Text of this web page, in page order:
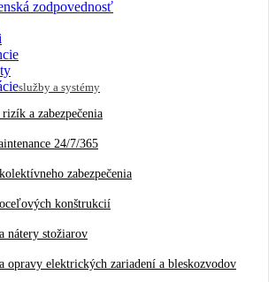
zodpovednosť
služby a systémy
a zabezpečenia
24/7/365
zabezpečenia
konštrukcií
nátery stožiarov
opravy elektrických zariadení a bleskozvodov